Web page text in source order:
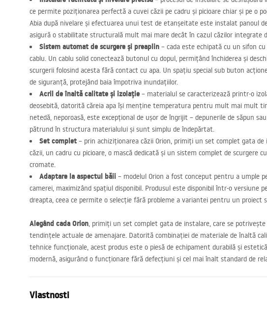
ce permite poziționarea perfectă a cuvei căzii pe cadru și picioare chiar și pe o
Abia după nivelare și efectuarea unui test de etanșeitate este instalat panoul
asigură o stabilitate structurală mult mai mare decât în cazul căzilor integrate
Sistem automat de scurgere și preaplin – cada este echipată cu un sifon
cablu. Un cablu solid conectează butonul cu dopul, permițând închiderea și
scurgerii folosind acesta fără contact cu apa. Un spațiu special sub buton
de siguranță, protejând baia împotriva inundațiilor.
Acril de înaltă calitate și izolație – materialul se caracterizează printr-o
deosebită, datorită căreia apa își menține temperatura pentru mult mai mult
netedă, neporoasă, este excepțional de ușor de îngrijit – depunerile de săpun
pătrund în structura materialului și sunt simplu de îndepărtat.
Set complet – prin achiziționarea căzii Orion, primiți un set complet gata de
căzii, un cadru cu picioare, o mască dedicată și un sistem complet de scurgere
cromate.
Adaptare la aspectul băii – modelul Orion a fost conceput pentru a umple
camerei, maximizând spațiul disponibil. Produsul este disponibil într-o versiune
dreapta, ceea ce permite o selecție fără probleme a variantei pentru un proiect
Alegând cada Orion, primiți un set complet gata de instalare, care se
tendințele actuale de amenajare. Datorită combinației de materiale de înaltă
tehnice funcționale, acest produs este o piesă de echipament durabilă și
modernă, asigurând o funcționare fără defecțiuni și cel mai înalt standard de
Vlastnosti